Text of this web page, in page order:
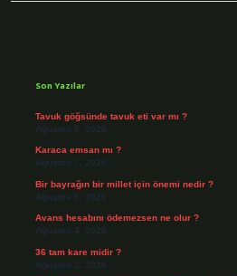
Son Yazılar
Tavuk göğsünde tavuk eti var mı ?
Ağustos 8, 2026
Karaca emsan mı ?
Ağustos 7, 2026
Bir bayrağın bir millet için önemi nedir ?
Ağustos 6, 2026
Avans hesabını ödemezsen ne olur ?
Ağustos 4, 2026
36 tam kare midir ?
Ağustos 3, 2026